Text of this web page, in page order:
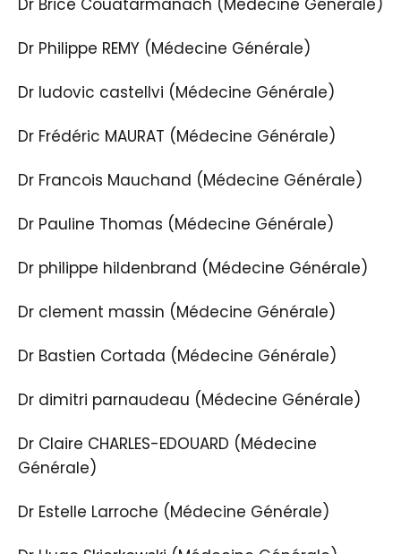
Dr Brice Couatarmanach (Médecine Générale)
Dr Philippe REMY (Médecine Générale)
Dr ludovic castellvi (Médecine Générale)
Dr Frédéric MAURAT (Médecine Générale)
Dr Francois Mauchand (Médecine Générale)
Dr Pauline Thomas (Médecine Générale)
Dr philippe hildenbrand (Médecine Générale)
Dr clement massin (Médecine Générale)
Dr Bastien Cortada (Médecine Générale)
Dr dimitri parnaudeau (Médecine Générale)
Dr Claire CHARLES-EDOUARD (Médecine
Générale)
Dr Estelle Larroche (Médecine Générale)